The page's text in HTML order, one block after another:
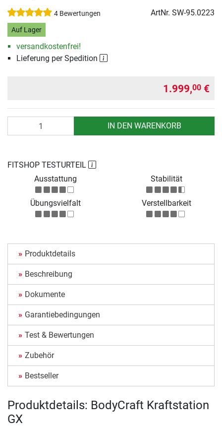
4 Bewertungen ArtNr. SW-95.0223
Auf Lager
versandkostenfrei!
Lieferung per Spedition
1.999,00 €
IN DEN WARENKORB
FITSHOP TESTURTEIL
Ausstattung
Stabilität
Übungsvielfalt Verstellbarkeit
Produktdetails
Beschreibung
Dokumente
Garantiebedingungen
Test & Bewertungen
Zubehör
Bestseller
Produktdetails: BodyCraft Kraftstation
GX